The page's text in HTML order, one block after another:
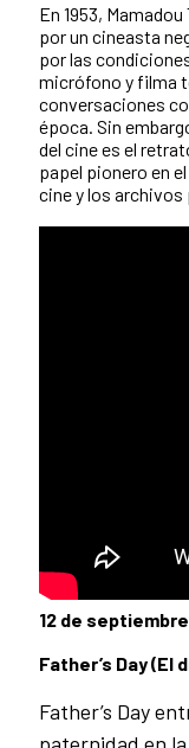
En 1953,
por un cineasta
por las
micrófono y filma
conversaciones
época. Sin
del cine es el
papel pionero en
cine y los archivos
12 de
Father’s Day (El
Father’s Day
paternidad en